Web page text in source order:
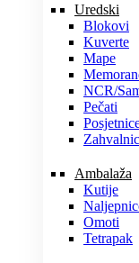
Uredski
Blokovi
Kuverte
Mape
NCR/
Pečati
Ambalaža
Kutije
Omoti
Tetrapak